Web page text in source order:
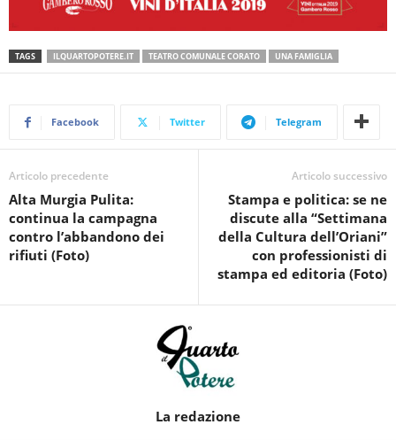
TAGS ILQUARTOPOTERE.IT TEATRO COMUNALE CORATO UNA FAMIGLIA
Facebook Twitter Telegram
Articolo precedente
Alta Murgia Pulita:
continua la campagna
contro l’abbandono dei
rifiuti (Foto)
Articolo successivo
Stampa e politica: se ne
discute alla “Settimana
della Cultura dell’Oriani”
con professionisti di
stampa ed editoria (Foto)
La redazione